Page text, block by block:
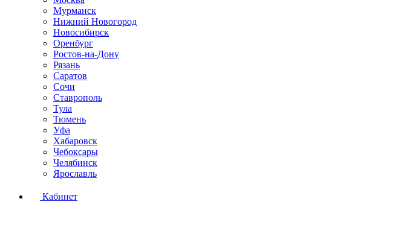
Мурманск
Нижний Новогород
Новосибирск
Оренбург
Ростов-на-Дону
Рязань
Саратов
Сочи
Ставрополь
Тула
Тюмень
Уфа
Хабаровск
Чебоксары
Челябинск
Ярославль
Кабинет